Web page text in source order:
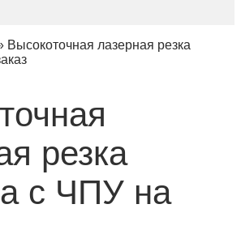
Высокоточная лазерная резка
резка
с ЧПУ на